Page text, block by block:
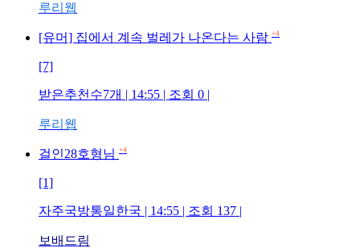
루리웹
[유머] 집에서 계속 벌레가 나온다는 사람 +4
[7]
받은추천수7개 | 14:55 | 조회 0 |
루리웹
걸인28호형님 +4
[1]
자주국방통일한국 | 14:55 | 조회 137 |
보배드림